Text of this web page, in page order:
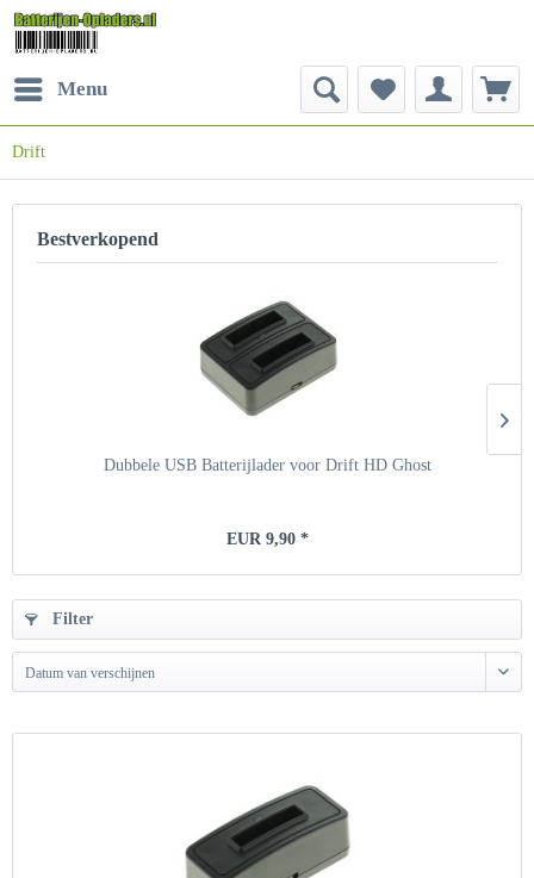
Menu
Drift
Bestverkopend
Dubbele USB Batterijlader voor Drift HD Ghost
EUR 9,90 *
Filter
Datum van verschijnen